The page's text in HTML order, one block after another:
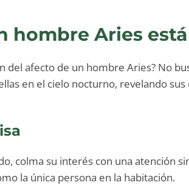
hombre Aries
del afecto de un hombre Aries? No
en el cielo nocturno, revelando sus
colma su interés con una atención
la única persona en la habitación.